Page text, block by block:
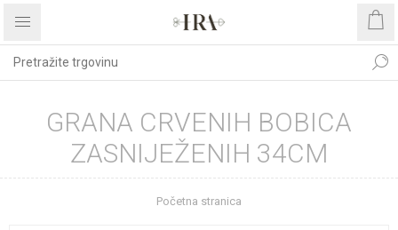
GRANA CRVENIH BOBICA
ZASNIJEŽENIH 34CM
Početna stranica